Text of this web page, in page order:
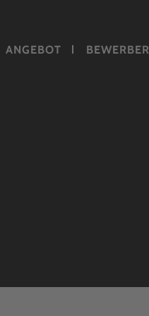
ANGEBOT BEWERBER